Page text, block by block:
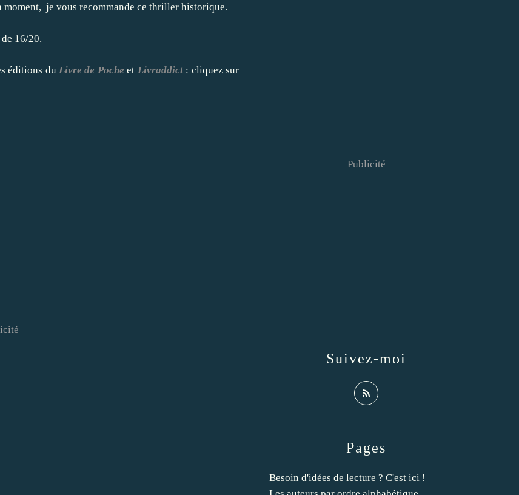
je vous recommande ce thriller historique.
16/20.
éditions du Livre de Poche et Livraddict : cliquez sur
Pages
Besoin d'idées de lecture ? C'est ici !
Suivez-moi
Publicité